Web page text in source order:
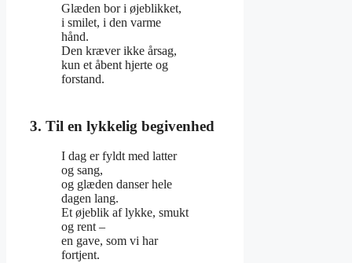
Glæden bor i øjeblikket,
i smilet, i den varme
hånd.
Den kræver ikke årsag,
kun et åbent hjerte og
forstand.
3. Til en lykkelig begivenhed
I dag er fyldt med latter
og sang,
og glæden danser hele
dagen lang.
Et øjeblik af lykke, smukt
og rent –
en gave, som vi har
fortjent.